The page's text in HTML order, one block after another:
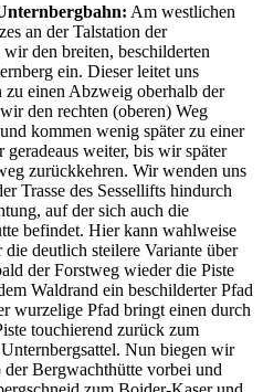
Am westlichen
an der Talstation der
den breiten, beschilderten
ein. Dieser leitet uns
einen Abzweig oberhalb der
den rechten (oberen) Weg
kommen wenig später zu einer
weiter, bis wir später
zurückkehren. Wir wenden uns
Trasse des Sessellifts hindurch
auf der sich auch die
befindet. Hier kann wahlweise
deutlich steilere Variante über
der Forstweg wieder die Piste
Waldrand ein beschilderter Pfad
wurzelige Pfad bringt einen durch
touchierend zurück zum
Nun biegen wir
Bergwachthütte vorbei und